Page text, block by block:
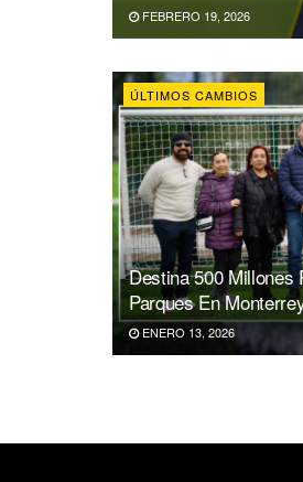
FEBRERO 19, 2026
ÚLTIMOS CAMBIOS
Destina 500 Millones
Parques En
ENERO 13, 2026